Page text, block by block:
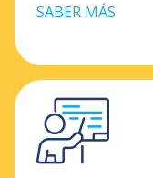
SABER MÁS